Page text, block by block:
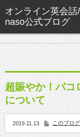
超賑やか！バコ
について
2019.11.13 このブロ